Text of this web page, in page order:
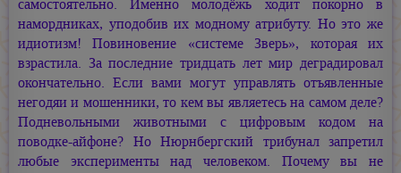
самостоятельно. Именно молодёжь ходит покорно в
намордниках, уподобив их модному атрибуту. Но это же
идиотизм! Повиновение «системе Зверь», которая их
взрастила. За последние тридцать лет мир деградировал
окончательно. Если вами могут управлять отъявленные
негодяи и мошенники, то кем вы являетесь на самом деле?
Подневольными животными с цифровым кодом на
поводке-айфоне? Но Нюрнбергский трибунал запретил
любые эксперименты над человеком. Почему вы не